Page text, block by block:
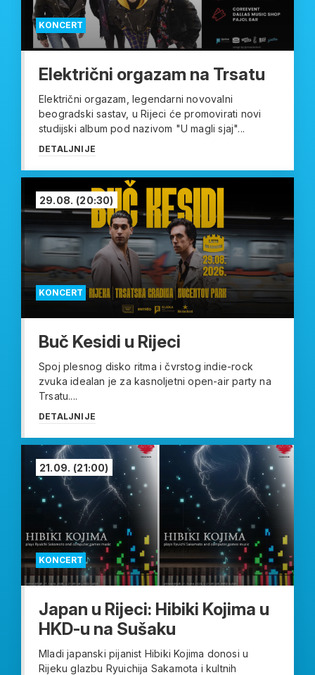
KONCERT
Električni orgazam na Trsatu
Električni orgazam, legendarni novovalni
beogradski sastav, u Rijeci će promovirati novi
studijski album pod nazivom "U magli sjaj"...
DETALJNIJE
KONCERT
29.08. (20:30)
Buč Kesidi u Rijeci
Spoj plesnog disko ritma i čvrstog indie-rock
zvuka idealan je za kasnoljetni open-air party na
Trsatu....
DETALJNIJE
KONCERT
21.09. (21:00)
Japan u Rijeci: Hibiki Kojima u
HKD-u na Sušaku
Mladi japanski pijanist Hibiki Kojima donosi u
Rijeku glazbu Ryuichija Sakamota i kultnih